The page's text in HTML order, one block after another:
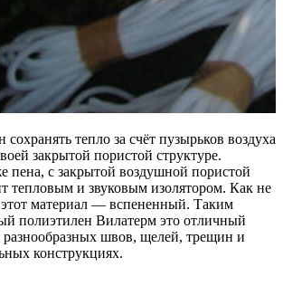
тепло за счёт пузырьков воздуха
закрытой пористой структуре.
пена, с закрытой воздушной пористой
тепловым и звуковым изолятором. Как не
этот материал — вспененный. Таким
полиэтилен Вилатерм это отличный
разнообразных швов, щелей, трещин и
конструкциях.